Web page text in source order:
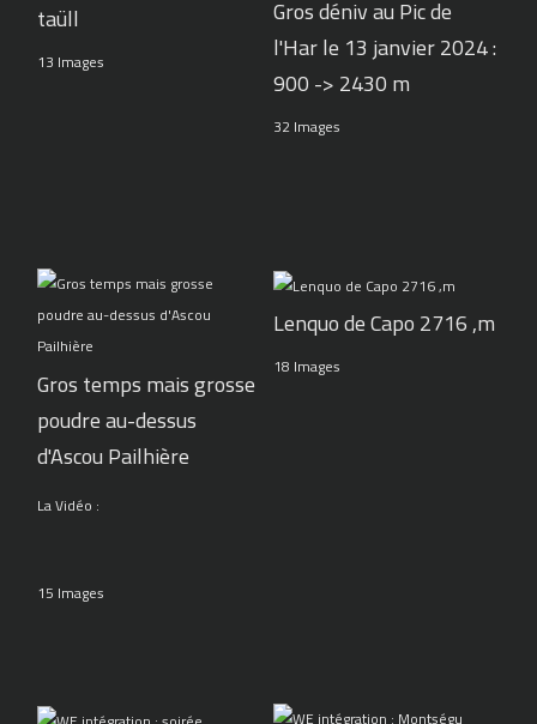
taüll
13 Images
Gros déniv au Pic de
l'Har le 13 janvier 2024 :
900 -> 2430 m
32 Images
Gros temps mais grosse
poudre au-dessus
d'Ascou Pailhière
La Vidéo :
15 Images
Lenquo de Capo 2716 ,m
18 Images